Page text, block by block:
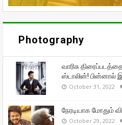
Photography
வாரிசு
ஸ்டாலின்! பின்னால்
October 31, 2022
நேரடியாக மோதும்
October 29, 2022